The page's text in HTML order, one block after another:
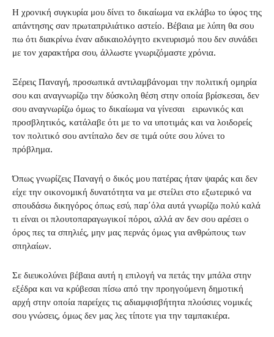
Η χρονική συγκυρία μου δίνει το δικαίωμα να εκλάβω το ύφος της
απάντησης σαν πρωταπριλιάτικο αστείο. Βέβαια με λύπη θα σου
πω ότι διακρίνω έναν αδικαιολόγητο εκνευρισμό που δεν συνάδει
με τον χαρακτήρα σου, άλλωστε γνωριζόμαστε χρόνια.
Ξέρεις Παναγή, προσωπικά αντιλαμβάνομαι την πολιτική ομηρία
σου και αναγνωρίζω την δύσκολη θέση στην οποία βρίσκεσαι, δεν
σου αναγνωρίζω όμως το δικαίωμα να γίνεσαι ειρωνικός και
προσβλητικός, κατάλαβε ότι με το να υποτιμάς και να λοιδορείς
τον πολιτικό σου αντίπαλο δεν σε τιμά ούτε σου λύνει το
πρόβλημα.
Όπως γνωρίζεις Παναγή ο δικός μου πατέρας ήταν ψαράς και δεν
είχε την οικονομική δυνατότητα να με στείλει στο εξωτερικό να
σπουδάσω δικηγόρος όπως εσύ, παρ΄όλα αυτά γνωρίζω πολύ καλά
τι είναι οι πλουτοπαραγωγικοί πόροι, αλλά αν δεν σου αρέσει ο
όρος πες τα σπηλιές, μην μας περνάς όμως για ανθρώπους των
σπηλαίων.
Σε διευκολύνει βέβαια αυτή η επιλογή να πετάς την μπάλα στην
εξέδρα και να κρύβεσαι πίσω από την προηγούμενη δημοτική
αρχή στην οποία παρείχες τις αδιαμφισβήτητα πλούσιες νομικές
σου γνώσεις, όμως δεν μας λες τίποτε για την ταμπακιέρα.